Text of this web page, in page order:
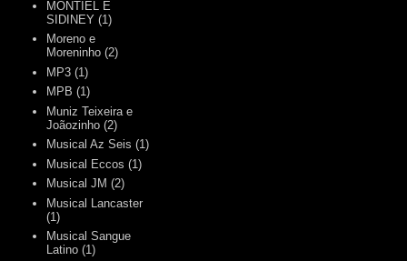
MONTIEL E
SIDINEY (1)
Moreno e
Moreninho (2)
MP3 (1)
MPB (1)
Muniz Teixeira e
Joãozinho (2)
Musical Az Seis (1)
Musical Eccos (1)
Musical JM (2)
Musical Lancaster
(1)
Musical Sangue
Latino (1)